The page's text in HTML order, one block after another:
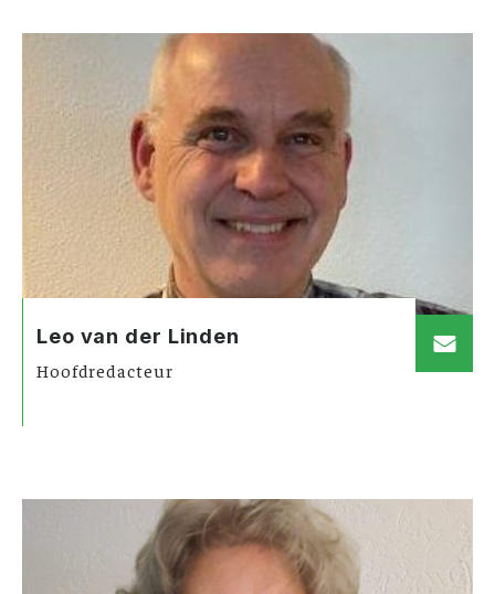
Leo van der Linden
Hoofdredacteur